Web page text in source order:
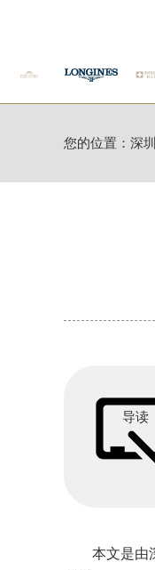
您的位置： 深
导读
本文是由深